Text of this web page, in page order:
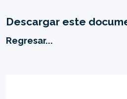
Descargar este
Regresar...